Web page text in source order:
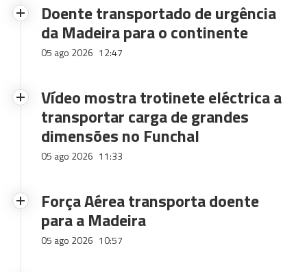
Doente transportado de urgência
da Madeira para o continente
05 ago 2026 12:47
Vídeo mostra trotinete eléctrica a
transportar carga de grandes
dimensões no Funchal
05 ago 2026 11:33
Força Aérea transporta doente
para a Madeira
05 ago 2026 10:57